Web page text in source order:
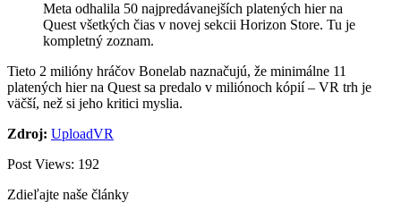
Meta odhalila 50 najpredávanejších platených hier na
Quest všetkých čias v novej sekcii Horizon Store. Tu je
kompletný zoznam.
Tieto 2 milióny hráčov Bonelab naznačujú, že minimálne 11
platených hier na Quest sa predalo v miliónoch kópií – VR trh je
väčší, než si jeho kritici myslia.
Zdroj: UploadVR
Post Views: 192
Zdieľajte naše články